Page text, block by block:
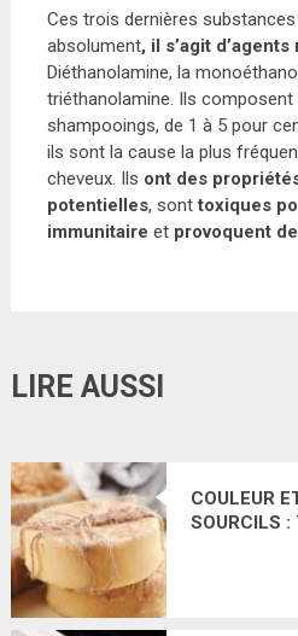
Ces trois dernières
absolument, il s’agit
Diéthanolamine, la
triéthanolamine. Ils composent
shampooings, de 1 à 5 pour
ils sont la cause la plus
cheveux. Ils ont des
potentielles, sonttoxiques
immunitaire et provoquent
LIRE AUSSI
COULEUR
SOURCILS :